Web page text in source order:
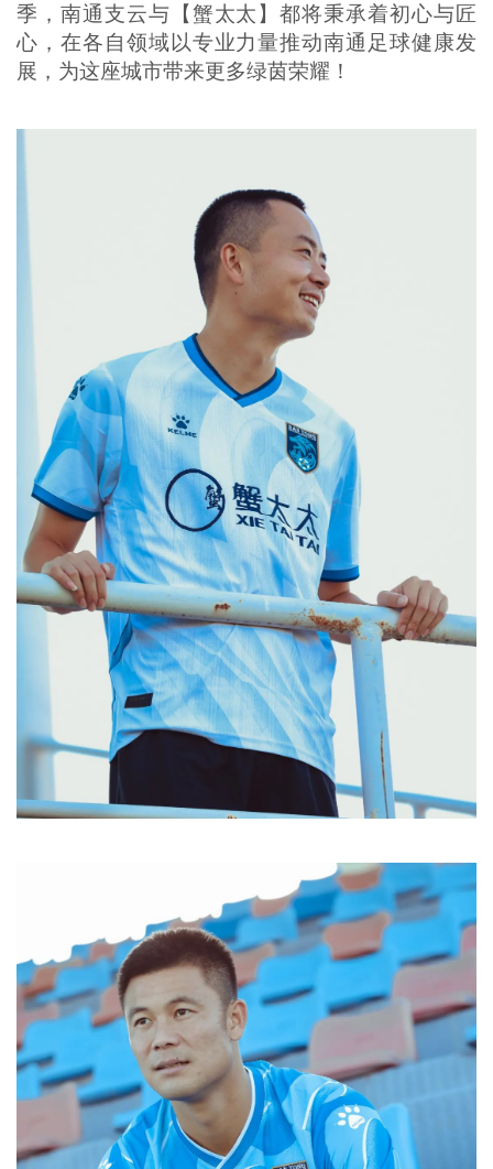
季，南通支云与【蟹太太】都将秉承着初心与匠
心，在各自领域以专业力量推动南通足球健康发
展，为这座城市带来更多绿茵荣耀！